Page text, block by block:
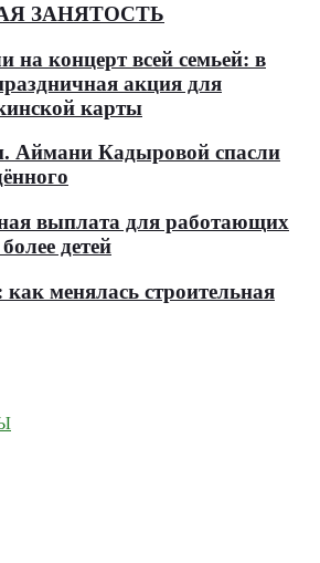
ЗАНЯТОСТЬ
на концерт всей семьей: в
акция для
карты
Кадыровой спасли
выплата для работающих
детей
как менялась строительная